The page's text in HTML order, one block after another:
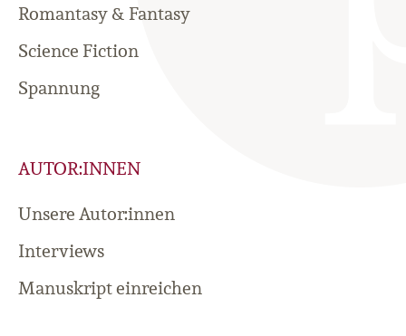
Romantasy & Fantasy
Science Fiction
Spannung
AUTOR:INNEN
Unsere Autor:innen
Interviews
Manuskript einreichen